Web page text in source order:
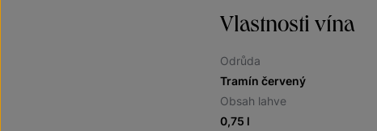
Vlastnosti vína
Odrůda
Tramín červený
Obsah lahve
0,75 l